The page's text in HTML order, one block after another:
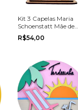
Kit 3 Capelas Maria
Schoenstatt Mãe de
Jesus Decoração MDF
R$54,00